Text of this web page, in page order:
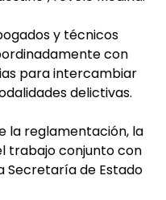
y técnicos
con
para intercambiar
delictivas.
la reglamentación, la
trabajo conjunto con
Secretaría de Estado